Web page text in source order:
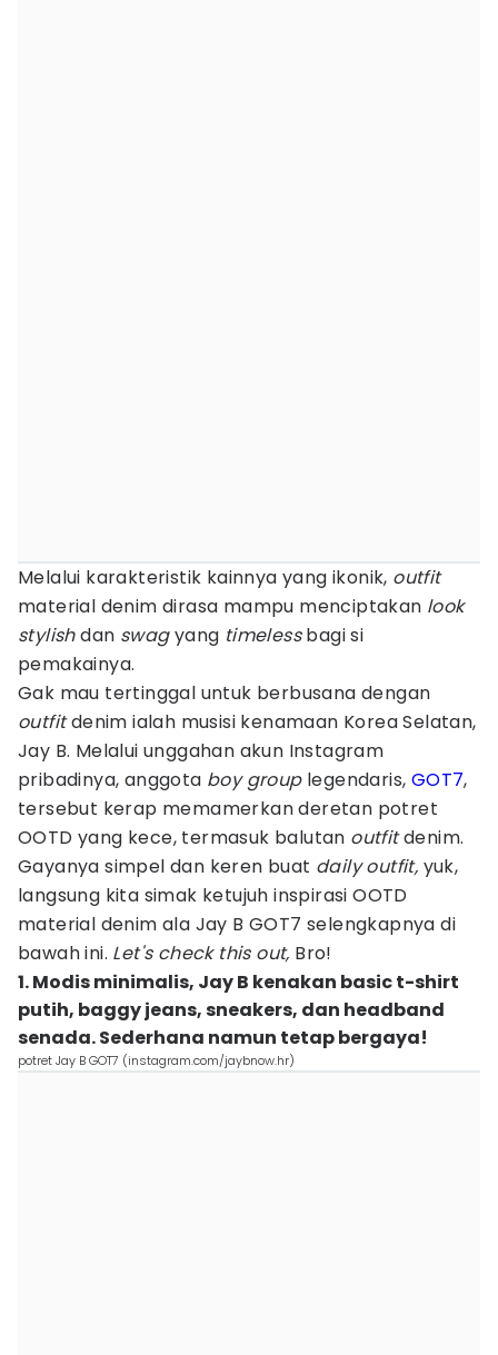
Melalui karakteristik kainnya yang ikonik, outfit
material denim dirasa mampu menciptakan look
stylishdan swagyang timelessbagi si
pemakainya.
Gak mau tertinggal untuk berbusana dengan
outfitdenim ialah musisi kenamaan Korea Selatan,
Jay B. Melalui unggahan akun Instagram
pribadinya, anggota boy grouplegendaris, GOT7,
tersebut kerap memamerkan deretan potret
OOTD yang kece, termasuk balutan outfitdenim.
Gayanya simpel dan keren buat daily outfit, yuk,
langsung kita simak ketujuh inspirasi OOTD
material denim ala Jay B GOT7 selengkapnya di
bawah ini. Let's check this out, Bro!
1. Modis minimalis, Jay B kenakan basic t-shirt
putih, baggy jeans, sneakers, dan headband
senada. Sederhana namun tetap bergaya!
potret Jay B GOT7 (instagram.com/jaybnow.hr)